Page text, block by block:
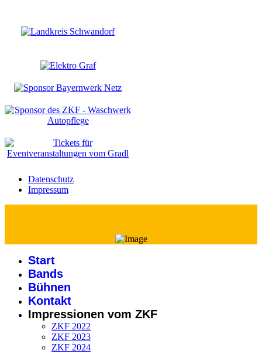
Datenschutz
Impressum
Start
Bands
Bühnen
Kontakt
Impressionen vom ZKF
ZKF 2022
ZKF 2023
ZKF 2024